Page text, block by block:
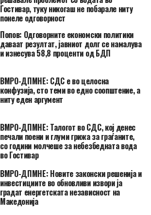
Гостивар, туку никогаш не побарале ниту
понеле одговорност
Попов: Одговорните економски политики
даваат резултат, јавниот долг се намалува
и изнесува 58,8 проценти од БДП
ВМРО-ДПМНЕ: СДС е во целосна
конфузија, сто теми во едно соопштение, а
ниту еден аргумент
ВМРО-ДПМНЕ: Талогот во СДС, кој денес
печали поени и глуми грижа за граѓаните,
со години молчеше за небезбедната вода
во Гостивар
ВМРО-ДПМНЕ: Новите законски решенија и
инвестициите во обновливи извори ја
градат енергетската независност на
Македонија